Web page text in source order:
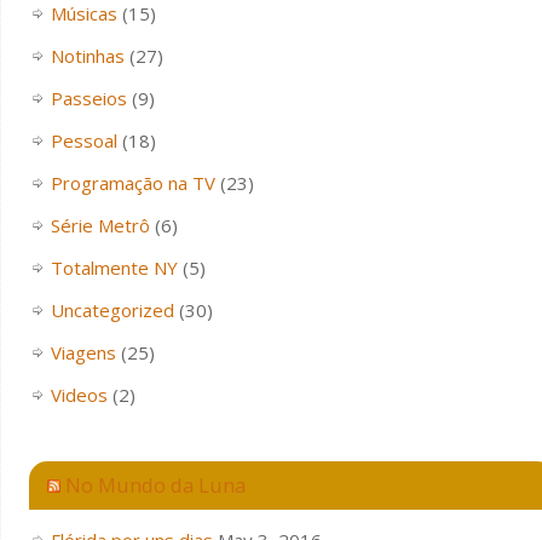
Músicas (15)
Notinhas (27)
Passeios (9)
Pessoal (18)
Programação na TV(23)
Série Metrô (6)
Totalmente NY(5)
Uncategorized (30)
Viagens (25)
Videos (2)
No Mundo da Luna